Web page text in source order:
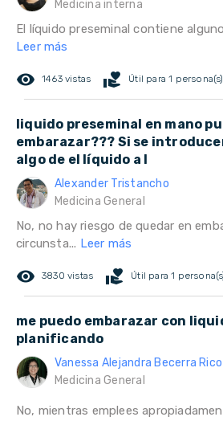
Medicina interna
El líquido preseminal contiene
Leer más
remove_red_eye 1463 vistas volunteer_activism Útil para 1 persona(s)
liquido preseminal en mano
embarazar??? Si se
algo de el líquido a l
Alexander Tristancho
Medicina General
No, no hay riesgo de quedar en
circunsta... Leer más
remove_red_eye 3830 vistas volunteer_activism Útil para 1
me puedo embarazar con
planificando
Vanessa Alejandra Becerra Rico
Medicina General
No, mientras emplees